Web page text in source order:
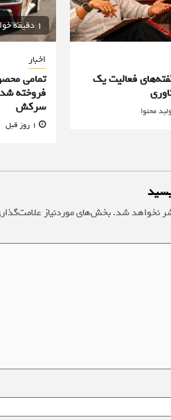
فعالیت یک
محتوا
1 دقیقه خوانده شده
اخبار
فروخته
سرکش
1 روز قبل
نخواهد شد.بخش‌های موردنیاز